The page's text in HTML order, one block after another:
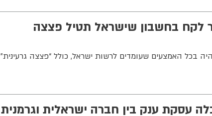
לקח בחשבון שישראל תטיל פצצה
בכל האמצעים שעומדים לרשות ישראל, כולל “פצצה גרעינית”
עסקת ענק בין חברה ישראלית וגרמנית